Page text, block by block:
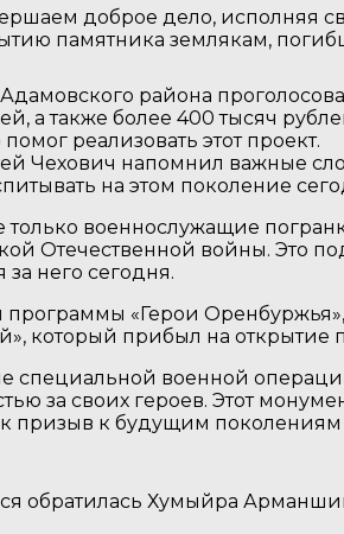
доброе дело, исполняя
памятника землякам,
района
а также более 400 тысяч
реализовать этот проект.
Чехович напомнил важные
на этом поколение
только военнослужащие
Отечественной войны. Это
него сегодня.
«Герои
который прибыл на открытие
специальной военной
за своих героев. Этот
призыв к будущим
обратилась Хумыйра